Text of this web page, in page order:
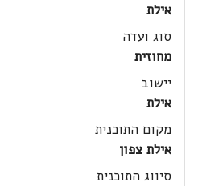
אילת
סוג ועדה
מחוזית
יישוב
אילת
מקום התוכנית
אילת צפון
סיווג התוכנית